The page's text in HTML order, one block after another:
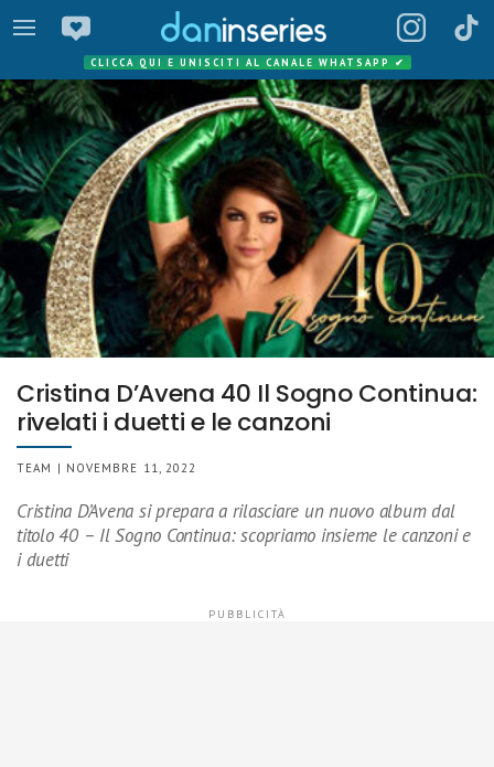
CLICCA QUI E UNISCITI AL CANALE WHATSAPP ✔
Cristina D’Avena 40 Il Sogno Continua:
rivelati i duetti e le canzoni
TEAM | NOVEMBRE 11, 2022
Cristina D’Avena si prepara a rilasciare un nuovo album dal
titolo 40 – Il Sogno Continua: scopriamo insieme le canzoni e
i duetti